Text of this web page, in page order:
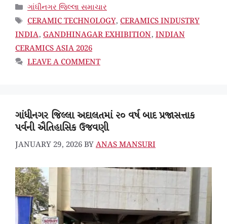
CATEGORIES
ગાંધીનગર જિલ્લા સમાચાર
TAGS
CERAMIC TECHNOLOGY, CERAMICS INDUSTRY
INDIA, GANDHINAGAR EXHIBITION, INDIAN
CERAMICS ASIA 2026
LEAVE A COMMENT
ગાંધીનગર જિલ્લા અદાલતમાં ૨૦ વર્ષ બાદ પ્રજાસત્તાક
પર્વની ઐતિહાસિક ઉજવણી
JANUARY 29, 2026BYANAS MANSURI